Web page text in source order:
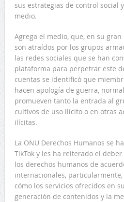
sus estrategias de control social
medio.
Agrega el medio, que, en su
son atraídos por los grupos
las redes sociales que se han
plataforma para perpetrar este
cuentas se identificó que
hacen apología de guerra,
promueven tanto la entrada al
cultivos de uso ilícito o en otras
ilícitas.
La ONU Derechos Humanos se
TikTok y les ha reiterado el
los derechos humanos de
internacionales,
cómo los servicios ofrecidos en
generación de contenidos y la